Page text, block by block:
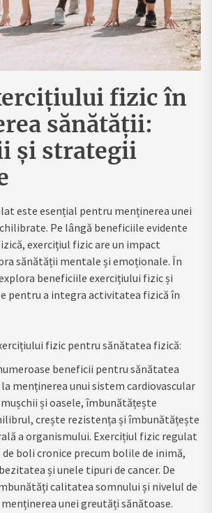
fizic în
sănătății:
și strategii
este esențial pentru menținerea unei
Pe lângă beneficiile evidente
exercițiul fizic are un impact
sănătății mentale și emoționale. În
beneficiile exercițiului fizic și
pentru a integra activitatea fizică în
fizic pentru sănătatea fizică:
beneficii pentru sănătatea
menținerea unui sistem cardiovascular
și oasele, îmbunătățește
crește rezistența și îmbunătățește
a organismului. Exercițiul fizic regulat
boli cronice precum bolile de inimă,
și unele tipuri de cancer. De
calitatea somnului și nivelul de
unei greutăți sănătoase.